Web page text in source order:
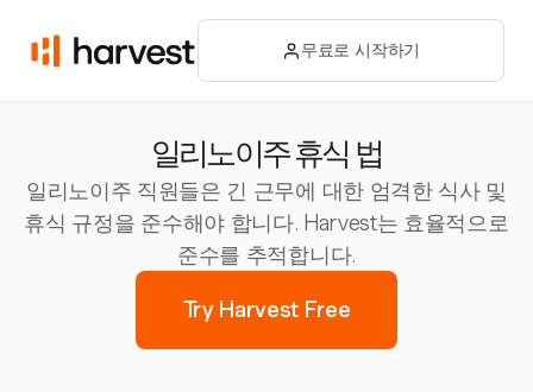
무료로 시작하기
일리노이주 휴식 법
일리노이주 직원들은 긴 근무에 대한 엄격한 식사 및
휴식 규정을 준수해야 합니다. Harvest는 효율적으로
준수를 추적합니다.
Try Harvest Free